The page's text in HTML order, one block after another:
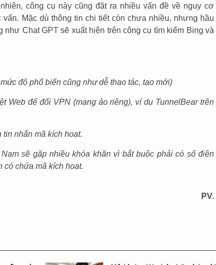
công cụ này cũng đặt ra nhiều vấn đề về nguy cơ
Mặc dù thông tin chi tiết còn chưa nhiều, nhưng hầu
như Chat GPT sẽ xuất hiện trên công cụ tìm kiếm Bing và
độ phổ biến cũng như dễ thao tác, tạo mới)
Web để đổi VPN (mạng ảo riêng), ví dụ TunnelBear trên
nhắn mã kích hoạt.
sẽ gặp nhiều khóa khăn vì bắt buộc phải có số điện
có chứa mã kích hoạt.
PV.